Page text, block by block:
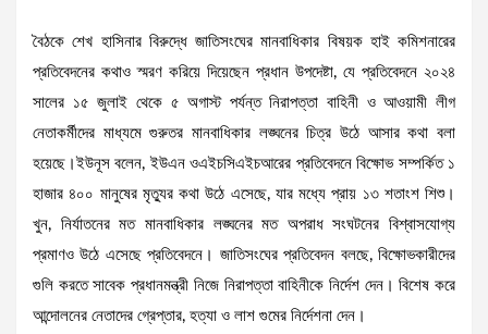
বৈঠকে শেখ হাসিনার বিরুদ্ধে জাতিসংঘের মানবাধিকার বিষয়ক হাই কমিশনারের
প্রতিবেদনের কথাও স্মরণ করিয়ে দিয়েছেন প্রধান উপদেষ্টা, যে প্রতিবেদনে ২০২৪
সালের ১৫ জুলাই থেকে ৫ অগাস্ট পর্যন্ত নিরাপত্তা বাহিনী ও আওয়ামী লীগ
নেতাকর্মীদের মাধ্যমে গুরুতর মানবাধিকার লঙ্ঘনের চিত্র উঠে আসার কথা বলা
হয়েছে।ইউনূস বলেন, ইউএন ওএইচসিএইচআরের প্রতিবেদনে বিক্ষোভ সম্পর্কিত ১
হাজার ৪০০ মানুষের মৃত্যুর কথা উঠে এসেছে, যার মধ্যে প্রায় ১৩ শতাংশ শিশু।
খুন, নির্যাতনের মত মানবাধিকার লঙ্ঘনের মত অপরাধ সংঘটনের বিশ্বাসযোগ্য
প্রমাণও উঠে এসেছে প্রতিবেদনে। জাতিসংঘের প্রতিবেদন বলছে, বিক্ষোভকারীদের
গুলি করতে সাবেক প্রধানমন্ত্রী নিজে নিরাপত্তা বাহিনীকে নির্দেশ দেন। বিশেষ করে
আন্দোলনের নেতাদের গ্রেপ্তার, হত্যা ও লাশ গুমের নির্দেশনা দেন।